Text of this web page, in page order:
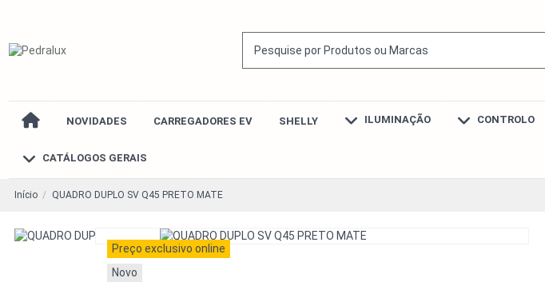
NOVIDADES CARREGADORES EV SHELLY ILUMINAÇÃO CONTROLO
CATÁLOGOS GERAIS
Início QUADRO DUPLO SV Q45 PRETO MATE
Preço exclusivo online
Novo